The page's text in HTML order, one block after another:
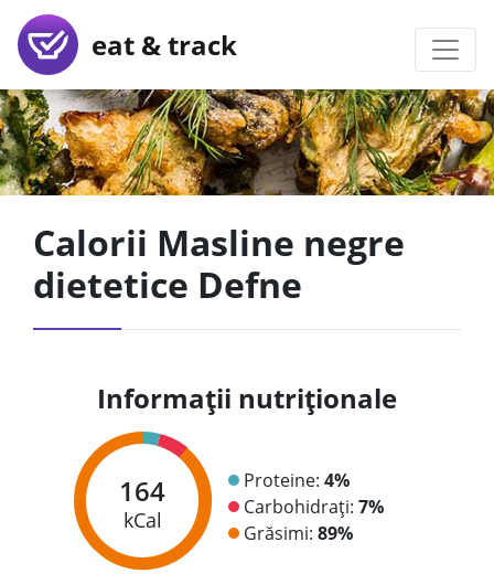
eat & track
Calorii Masline negre
dietetice Defne
Informații nutriționale
164
kCal
Proteine: 4%
Carbohidrați: 7%
Grăsimi: 89%